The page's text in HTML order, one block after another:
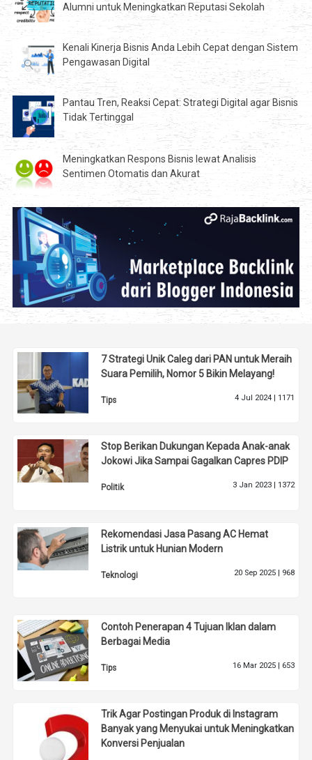
Alumni untuk Meningkatkan Reputasi Sekolah
Kenali Kinerja Bisnis Anda Lebih Cepat dengan Sistem
Pengawasan Digital
Pantau Tren, Reaksi Cepat: Strategi Digital agar Bisnis
Tidak Tertinggal
Meningkatkan Respons Bisnis lewat Analisis
Sentimen Otomatis dan Akurat
7 Strategi Unik Caleg dari PAN untuk Meraih
Suara Pemilih, Nomor 5 Bikin Melayang!
Tips 4 Jul 2024 | 1171
Stop Berikan Dukungan Kepada Anak-anak
Jokowi Jika Sampai Gagalkan Capres PDIP
Politik 3 Jan 2023 | 1372
Rekomendasi Jasa Pasang AC Hemat
Listrik untuk Hunian Modern
Teknologi 20 Sep 2025 | 968
Contoh Penerapan 4 Tujuan Iklan dalam
Berbagai Media
Tips 16 Mar 2025 | 653
Trik Agar Postingan Produk di Instagram
Banyak yang Menyukai untuk Meningkatkan
Konversi Penjualan